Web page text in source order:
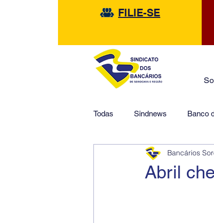
FILIE-SE
Todas Sindnews Banco
HSBC
Abril
Bancários